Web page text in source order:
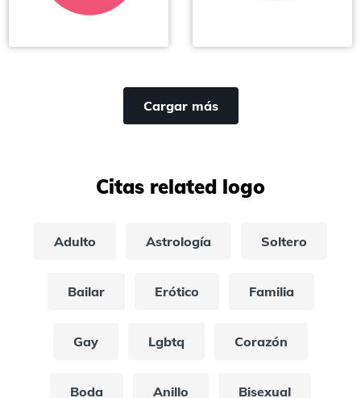
Cargar más
Citas related logo
Adulto Astrología Soltero
Bailar Erótico Familia
Gay Lgbtq Corazón
Boda Anillo Bisexual